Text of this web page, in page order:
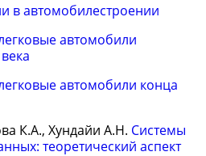
в автомобилестроении
автомобили
автомобили конца
К.А., Хундайи А.Н. Системы
теоретический аспект